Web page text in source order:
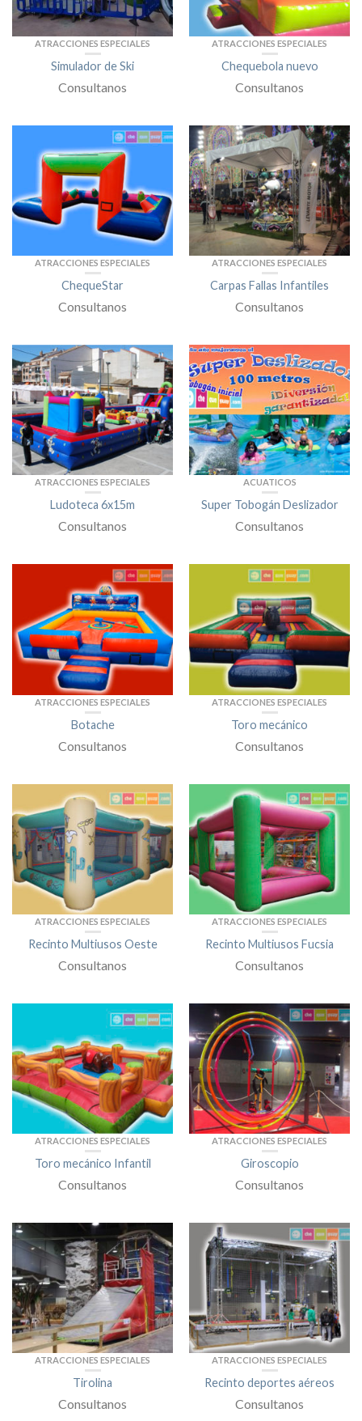
ATRACCIONES ESPECIALES
Simulador de Ski
Consultanos
ATRACCIONES ESPECIALES
Chequebola nuevo
Consultanos
ATRACCIONES ESPECIALES
ChequeStar
Consultanos
ATRACCIONES ESPECIALES
Carpas Fallas Infantiles
Consultanos
ATRACCIONES ESPECIALES
Ludoteca 6x15m
Consultanos
ACUATICOS
Super Tobogán Deslizador
Consultanos
ATRACCIONES ESPECIALES
Botache
Consultanos
ATRACCIONES ESPECIALES
Toro mecánico
Consultanos
ATRACCIONES ESPECIALES
Recinto Multiusos Oeste
Consultanos
ATRACCIONES ESPECIALES
Recinto Multiusos Fucsia
Consultanos
ATRACCIONES ESPECIALES
Toro mecánico Infantil
Consultanos
ATRACCIONES ESPECIALES
Giroscopio
Consultanos
ATRACCIONES ESPECIALES
Tirolina
Consultanos
ATRACCIONES ESPECIALES
Recinto deportes aéreos
Consultanos